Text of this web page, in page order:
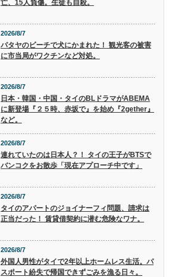
亡、15人負傷。生徒も自殺。
2026/8/7
パタヤのビーチで犬にかまれた！ 観光客の被害
に市当局がワクチンなど対処。
2026/8/7
日本・韓国・中国・タイのBLドラマがABEMA
に新登場『２５時、赤坂で』を始め『2gether』
など。
2026/8/7
連れていたのは日本人？！ タイの王子がBTSで
バンコクをお散歩「現在アプローチ中です」
2026/8/7
タイのアパートのジョイナーフィ問題、請求は
正当だった！ 賃貸借契約に潜む危険なワナ。
2026/8/7
外国人男性がタイで2年以上ホームレス生活。パ
スポート紛失で帰国できずごみを漁る日々。